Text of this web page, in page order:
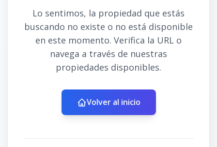
Lo sentimos, la propiedad que estás
buscando no existe o no está disponible
en este momento. Verifica la URL o
navega a través de nuestras
propiedades disponibles.
Volver al inicio